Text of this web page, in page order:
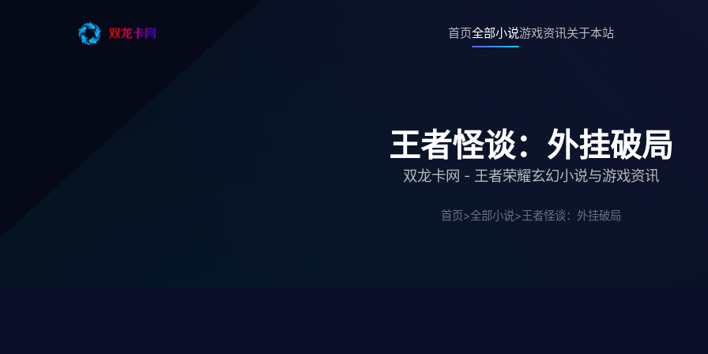
首页全部小说游戏资讯关于本站
王者怪谈：外挂破局
双龙卡网 - 王者荣耀玄幻小说与游戏资讯
首页>全部小说>王者怪谈：外挂破局